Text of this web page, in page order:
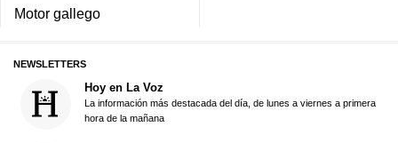
Motor gallego
NEWSLETTERS
Hoy en La Voz
La información más destacada del día, de lunes a viernes a primera
hora de la mañana